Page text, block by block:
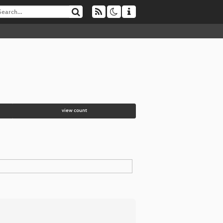
view count